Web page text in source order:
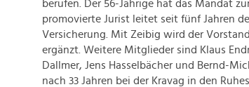
berufen. Der 56-Jährige hat das Mandat
promovierte Jurist leitet seit fünf Jahren
Versicherung. Mit Zeibig wird der
ergänzt. Weitere Mitglieder sind Klaus
Dallmer, Jens Hasselbächer und Bernd-
nach 33 Jahren bei der Kravag in den